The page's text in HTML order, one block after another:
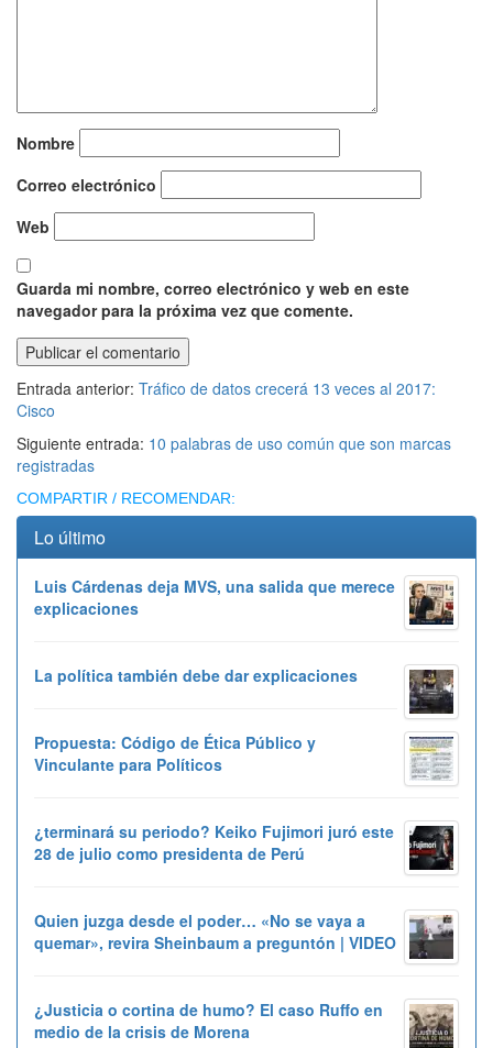
Nombre
Correo electrónico
Web
Guarda mi nombre, correo electrónico y web en este
navegador para la próxima vez que comente.
Entrada anterior: Tráfico de datos crecerá 13 veces al 2017:
Cisco
Siguiente entrada: 10 palabras de uso común que son marcas
registradas
COMPARTIR / RECOMENDAR:
Lo último
Luis Cárdenas deja MVS, una salida que merece
explicaciones
La política también debe dar explicaciones
Propuesta: Código de Ética Público y
Vinculante para Políticos
¿terminará su periodo? Keiko Fujimori juró este
28 de julio como presidenta de Perú
Quien juzga desde el poder… «No se vaya a
quemar», revira Sheinbaum a preguntón | VIDEO
¿Justicia o cortina de humo? El caso Ruffo en
medio de la crisis de Morena